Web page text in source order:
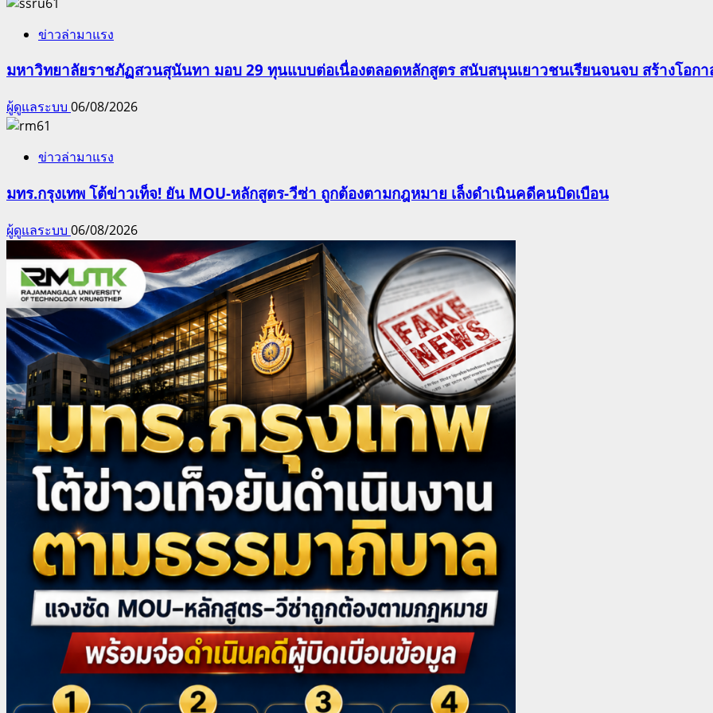
ข่าวล่ามาแรง
มหาวิทยาลัยราชภัฏสวนสุนันทา มอบ 29 ทุนแบบต่อเนื่องตลอดหลักสูตร สนับสนุนเยาวชนเรียนจนจบ สร้างโอกา
ผู้ดูแลระบบ 06/08/2026
ข่าวล่ามาแรง
มทร.กรุงเทพ โต้ข่าวเท็จ! ยัน MOU-หลักสูตร-วีซ่า ถูกต้องตามกฎหมาย เล็งดำเนินคดีคนบิดเบือน
ผู้ดูแลระบบ 06/08/2026